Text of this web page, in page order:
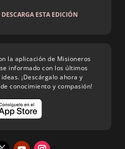
DESCARGA ESTA EDICIÓN
la aplicación de Misioneros
informado con los últimos
¡Descárgalo ahora y
conocimiento y compasión!